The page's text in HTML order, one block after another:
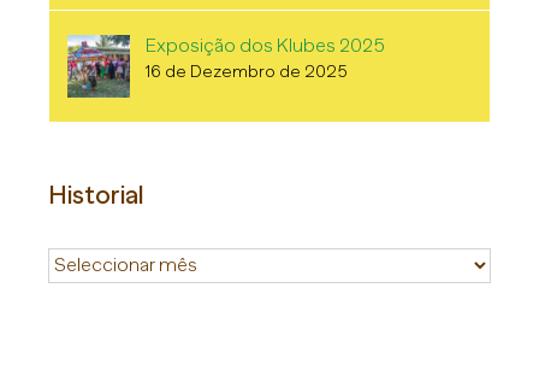
Exposição dos Klubes 2025
16 de Dezembro de 2025
Historial
Historial